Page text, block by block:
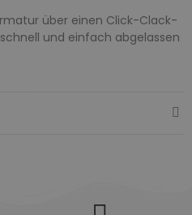
über einen Click-Clack-
und einfach abgelassen